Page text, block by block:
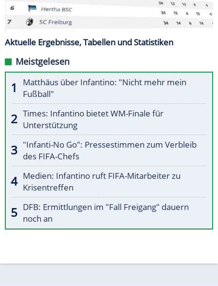
Aktuelle Ergebnisse, Tabellen und Statistiken
Meistgelesen
Matthäus über Infantino: "Nicht mehr mein
Fußball"
Times: Infantino bietet WM-Finale für
Unterstützung
"Infanti-No Go": Pressestimmen zum Verbleib
des FIFA-Chefs
Medien: Infantino ruft FIFA-Mitarbeiter zu
Krisentreffen
DFB: Ermittlungen im "Fall Freigang" dauern
noch an